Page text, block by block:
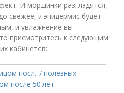
И морщинки разгладятся,
свежее, и эпидермис будет
и увлажнение вы
присмотритесь к следующим
кабинетов: